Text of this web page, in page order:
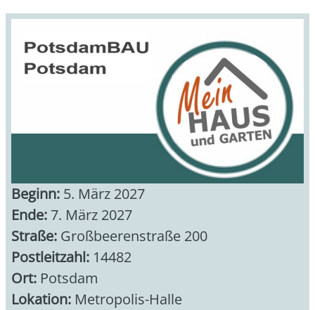
Beginn: 5. März 2027
Ende: 7. März 2027
Straße: Großbeerenstraße 200
Postleitzahl: 14482
Ort: Potsdam
Lokation: Metropolis-Halle